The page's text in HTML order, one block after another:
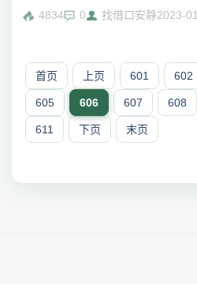
4834 0 找借口安静2023-01
首页 上页 601 602
605 606 607 608
611 下页 末页